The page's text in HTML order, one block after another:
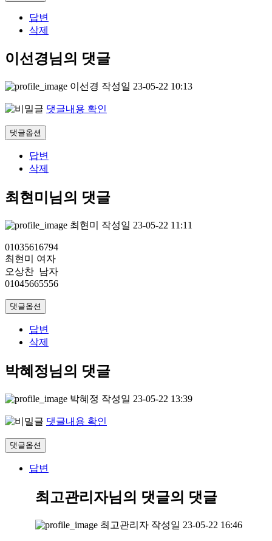
답변
삭제
이선경님의 댓글
이선경 작성일 23-05-22 10:13
댓글내용 확인
댓글옵션
답변
삭제
최현미님의 댓글
최현미 작성일 23-05-22 11:11
01035616794
최현미 여자
오상찬 남자
01045665556
댓글옵션
답변
삭제
박혜정님의 댓글
박혜정 작성일 23-05-22 13:39
댓글내용 확인
댓글옵션
답변
최고관리자님의 댓글의 댓글
최고관리자 작성일 23-05-22 16:46